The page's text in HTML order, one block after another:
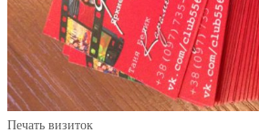
Печать визиток